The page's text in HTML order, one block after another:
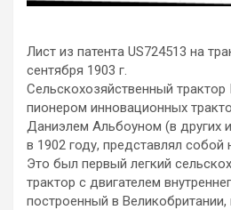
Лист из патента US724513 на
сентября 1903 г.
Сельскохозяйственный
пионером инновационных
Даниэлем Альбоуном (в других
в 1902 году, представлял собой
Это был первый легкий
трактор с двигателем
построенный в